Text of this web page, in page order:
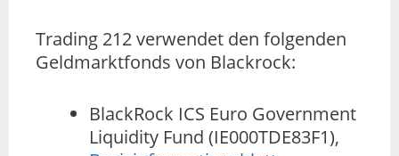
Trading 212 verwendet den folgenden
Geldmarktfonds von Blackrock:
BlackRock ICS Euro Government
Liquidity Fund (IE000TDE83F1),